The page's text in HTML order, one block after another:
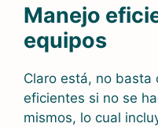
Manejo
equipos
Claro está, no basta
eficientes si no se
mismos, lo cual